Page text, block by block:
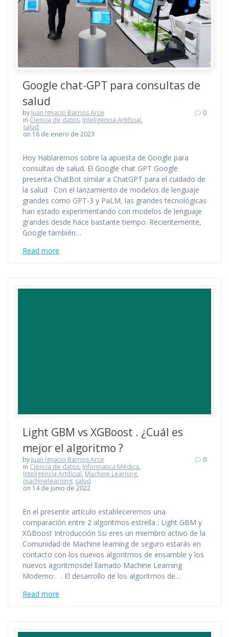
Google chat-GPT para consultas de
salud
by Juan Ignacio Barrios Arce
in Ciencia de datos, Inteligencia Artificial,
salud
on 16 de enero de 2023
0
Hoy Hablaremos sobre la apuesta de Google para
consultas de salud. El Google chat GPT Google
presenta ChatBot similar a ChatGPT para el cuidado de
la salud Con el lanzamiento de modelos de lenguaje
grandes como GPT-3 y PaLM, las grandes tecnológicas
han estado experimentando con modelos de lenguaje
grandes desde hace bastante tiempo. Recientemente,
Google también…
Read more
Light GBM vs XGBoost . ¿Cuál es
mejor el algoritmo ?
by Juan Ignacio Barrios Arce
in Ciencia de datos, Informatica Médica,
Inteligencia Artificial, Machine Learning,
machinelearning, salud
on 14 de junio de 2022
0
En el presente artículo estableceremos una
comparación entre 2 algoritmos estrella : Light GBM y
XGBoost Introducción Ssi eres un miembro activo de la
Comunidad de Machine learning de seguro estarás en
contacto con los nuevos algoritmos de ensamble y los
nuevos agoritmosdel llamado Machine Learning
Moderno: . El desarrollo de los algoritmos de…
Read more